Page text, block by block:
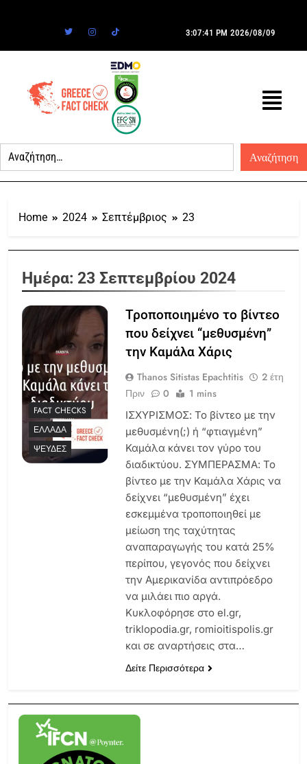
3:07:41 PM 2026/08/09
Home 2024 Σεπτέμβριος 23
Ημέρα: 23 Σεπτεμβρίου 2024
FACT CHECKS
ΕΛΛΆΔΑ
ΨΕΥΔΈΣ
Τροποποιημένο το βίντεο
που δείχνει “μεθυσμένη”
την Καμάλα Χάρις
Thanos Sitistas Epachtitis
2 έτη
Πριν
0 1 mins
ΙΣΧΥΡΙΣΜΟΣ: Το βίντεο με την
μεθυσμένη(;) ή “φτιαγμένη”
Καμάλα κάνει τον γύρο του
διαδικτύου. ΣΥΜΠΕΡΑΣΜΑ: Το
βίντεο με την Καμάλα Χάρις να
δείχνει “μεθυσμένη” έχει
εσκεμμένα τροποποιηθεί με
μείωση της ταχύτητας
αναπαραγωγής του κατά 25%
περίπου, γεγονός που δείχνει
την Αμερικανίδα αντιπρόεδρο
να μιλάει πιο αργά.
Κυκλοφόρησε στο el.gr,
triklopodia.gr, romioitispolis.gr
και σε αναρτήσεις στα…
Δείτε Περισσότερα